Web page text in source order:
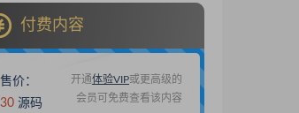
付费内容
售价：
30 源码
开通体验VIP或更高级的
会员可免费查看该内容